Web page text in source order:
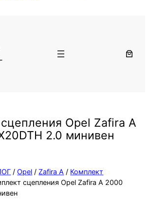
Opel Zafira A
2.0 минивен
/Opel /Zafira A / Комплект
сцепления Opel Zafira A 2000